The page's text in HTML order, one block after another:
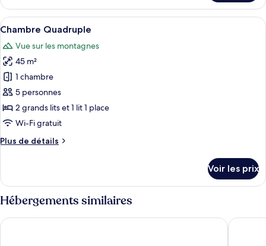
le
type
de
Chambre
Double
Supérieure
Afficher
toutes
les
photos
pour
ce
type
de
chambre :
Chambre
Une chambre d’hôtel avec deux lits,
4
Chambre Quadruple
Vue sur les montagnes
45 m²
1 chambre
5 personnes
2 grands lits et 1 lit 1 place
Wi-Fi gratuit
Plus de détails
Plus
le
type
de
chambre
Chambre
Voir les prix
Hébergements similaires
Hôtel Cala di Sole Hotel